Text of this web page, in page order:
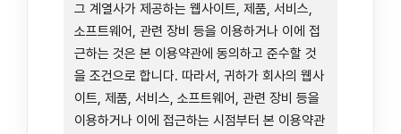
그 계열사가 제공하는 웹사이트, 제품, 서비스,
소프트웨어, 관련 장비 등을 이용하거나 이에 접
근하는 것은 본 이용약관에 동의하고 준수할 것
을 조건으로 합니다. 따라서, 귀하가 회사의 웹사
이트, 제품, 서비스, 소프트웨어, 관련 장비 등을
이용하거나 이에 접근하는 시점부터 본 이용약관